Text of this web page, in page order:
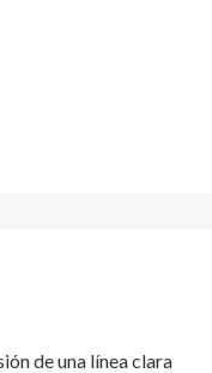
de una línea clara